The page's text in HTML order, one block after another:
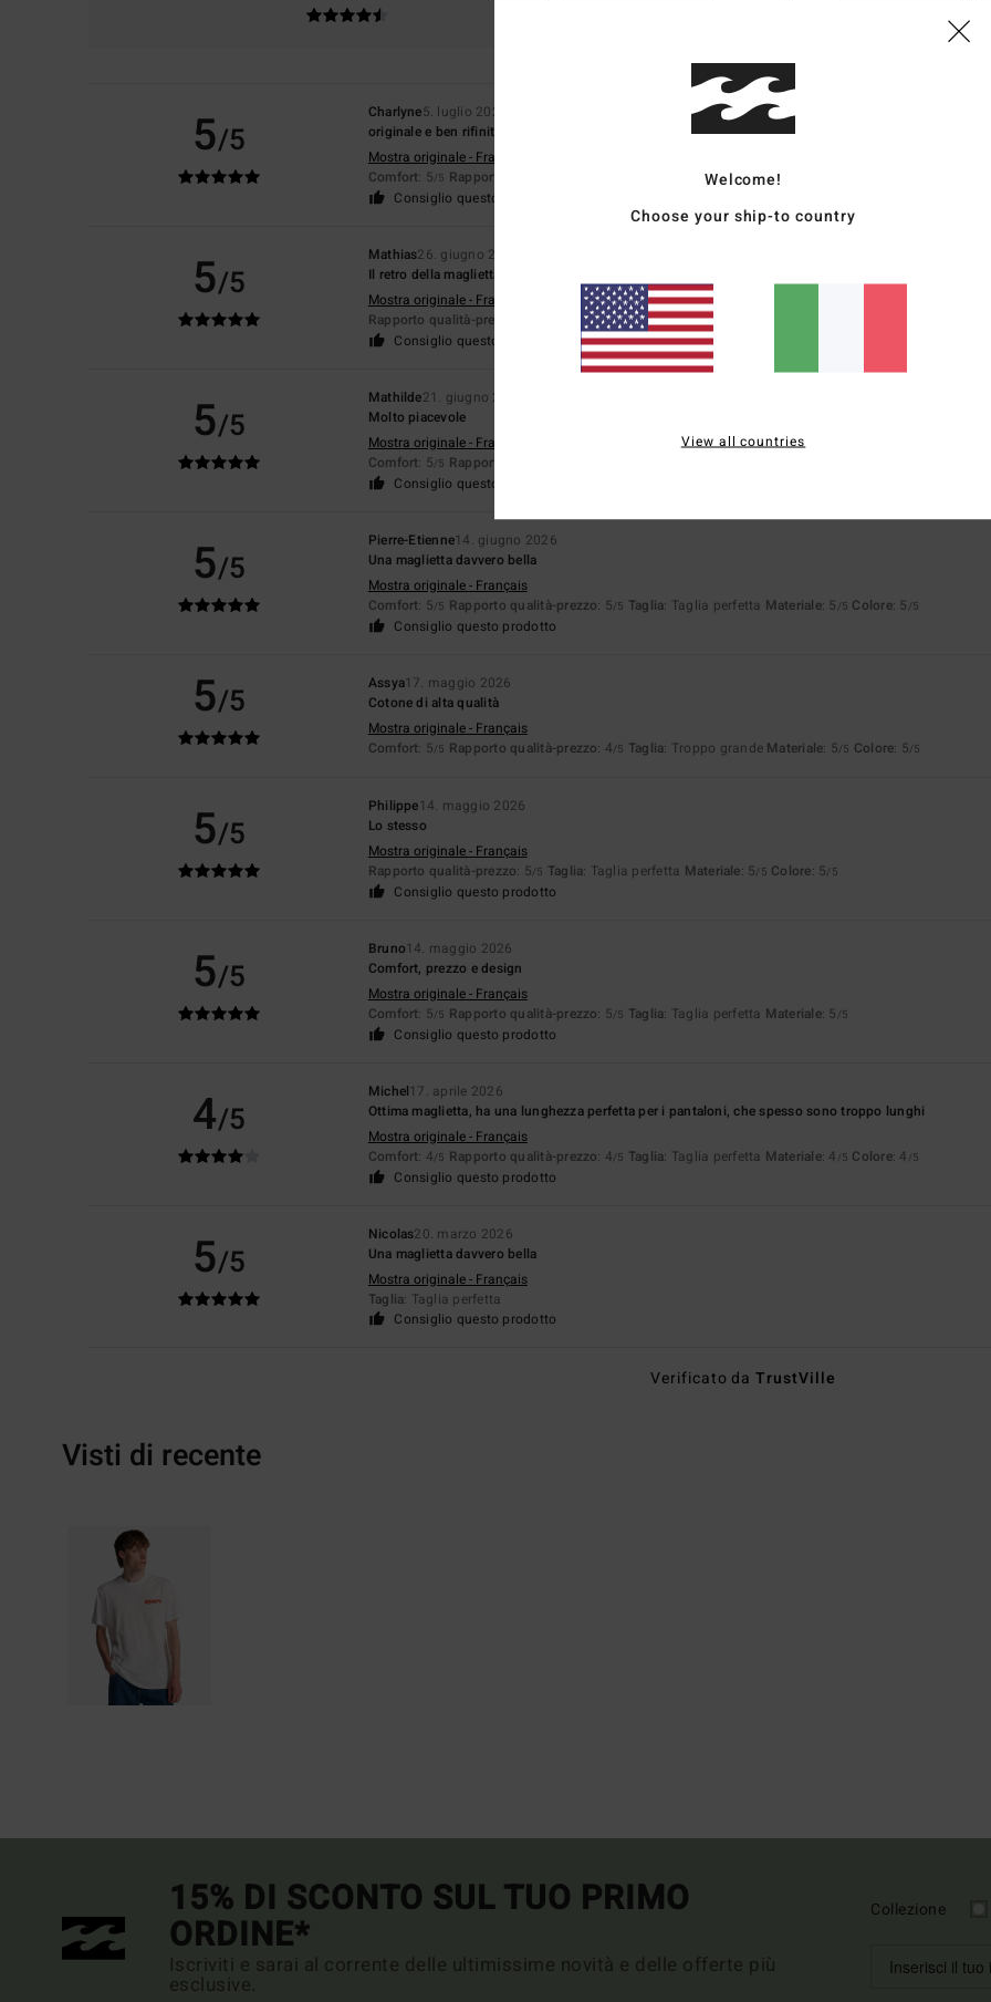
5/5
Charlyne5. luglio 2026
originale e ben rifinito!
Mostra originale - Français
Comfort: 5/5 Rapporto qualità-prezzo : Taglia perfettaMateriale
Consiglio questo prodotto
5/5
Mathias26. giugno 2026
Il retro della maglietta è davvero carino
Mostra originale - Français
Rapporto qualità-prezzo
: Taglia perfettaMateriale
Consiglio questo prodotto
5/5
Mathilde21. giugno 2026
Molto piacevole
Mostra originale - Français
Comfort: 5/5 Rapporto qualità-prezzo
Consiglio questo prodotto
5/5
Pierre-Etienne14. giugno 2026
Una maglietta davvero bella
Mostra originale - Français
Comfort: 5/5 Rapporto qualità-prezzo: 5/5 Taglia: Taglia perfetta Materiale: 5 /5 Colore: 5 /5
Consiglio questo prodotto
5/5 Assya17. maggio 2026
Cotone di alta qualità
Mostra originale - Français
Comfort: 5/5 Rapporto qualità-prezzo: 4/5 Taglia: Troppo grande Materiale: 5/5 Colore: 5/5
5/5
Philippe14. maggio 2026
Lo stesso
Mostra originale - Français
Rapporto qualità-prezzo: 5/5 Taglia: Taglia perfetta Materiale: 5/5 Colore: 5/5
Consiglio questo prodotto
5/5
Bruno14. maggio 2026
Comfort, prezzo e design
Mostra originale - Français
Comfort: 5/5 Rapporto qualità-prezzo: 5/5 Taglia: Taglia perfetta Materiale: 5 /5
Consiglio questo prodotto
4/5
Michel17. aprile 2026
Ottima maglietta, ha una lunghezza perfetta per i pantaloni, che spesso sono troppo lunghi
Mostra originale - Français
Comfort: 4/5 Rapporto qualità-prezzo: 4/5 Taglia: Taglia perfetta Materiale: 4 /5 Colore: 4 /5
Consiglio questo prodotto
5/5
Nicolas20. marzo 2026
Una maglietta davvero bella
Mostra originale - Français
Taglia: Taglia perfetta
Consiglio questo prodotto
Verificato daTrustVille
Visti di recente
15% DI SCONTO SUL TUO PRIMO
ORDINE*
Iscriviti e sarai al corrente delle ultimissime novità e delle offerte più
esclusive.
Collezione
Welcome!
Choose your ship-to country
View all countries